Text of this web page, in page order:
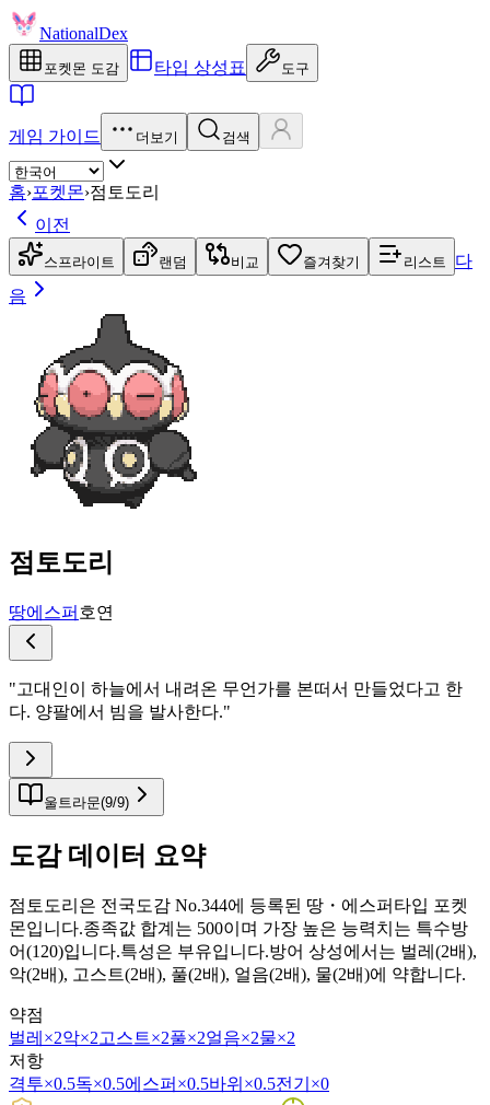
NationalDex
포켓몬 도감 타입 상성표 도구
게임 가이드 더보기 검색
홈›포켓몬›점토도리
이전
스프라이트 랜덤 비교 즐겨찾기 리스트
다
음
점토도리
땅에스퍼 호연
"고대인이 하늘에서 내려온 무언가를 본떠서 만들었다고 한
다. 양팔에서 빔을 발사한다."
울트라문(9/9)
도감 데이터 요약
점토도리은 전국도감 No.344에 등록된 땅・에스퍼타입 포켓
몬입니다.종족값 합계는 500이며 가장 높은 능력치는 특수방
어(120)입니다.특성은 부유입니다.방어 상성에서는 벌레(2배),
악(2배), 고스트(2배), 풀(2배), 얼음(2배), 물(2배)에 약합니다.
약점
벌레 ×2악×2고스트×2풀×2얼음×2물×2
저항
격투×0.5독×0.5에스퍼 ×0.5바위 ×0.5전기 ×0